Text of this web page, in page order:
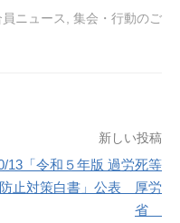
ニュース
集会・行動のご
新しい投稿
13「令和５年版 過労死等
防止対策白書」公表 厚労
省